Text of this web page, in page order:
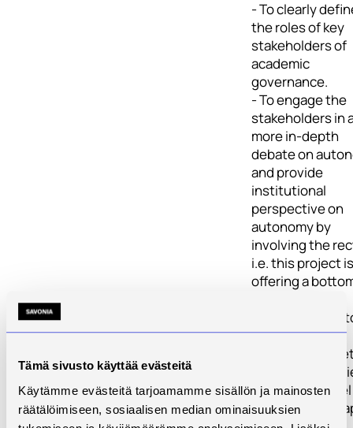
Tämä sivusto käyttää evästeitä
Käytämme evästeitä tarjoamamme sisällön ja mainosten
räätälöimiseen, sosiaalisen median ominaisuuksien
- To clearly
the roles of key
stakeholders of
academic
governance.
- To engage the
stakeholders in
more in-depth
debate on
and provide
institutional
perspective on
autonomy by
involving the
i.e. this project is
offering a
- To contribute
constructive
discussion
with the
about the
governance to